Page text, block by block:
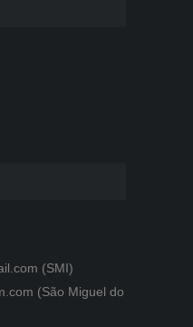
(SMI)
(São Miguel do